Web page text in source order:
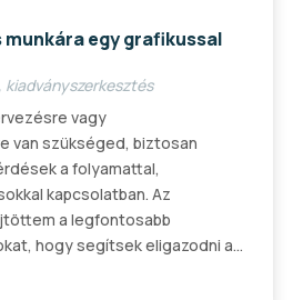
munkára egy grafikussal
kiadványszerkesztés
vagy
van szükséged, biztosan
a folyamattal,
kapcsolatban. Az
a legfontosabb
hogy segítsek eligazodni a...